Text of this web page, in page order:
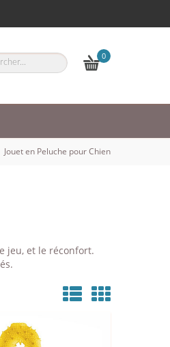
0
Jouet en Peluche pour Chien
jeu, et le réconfort.